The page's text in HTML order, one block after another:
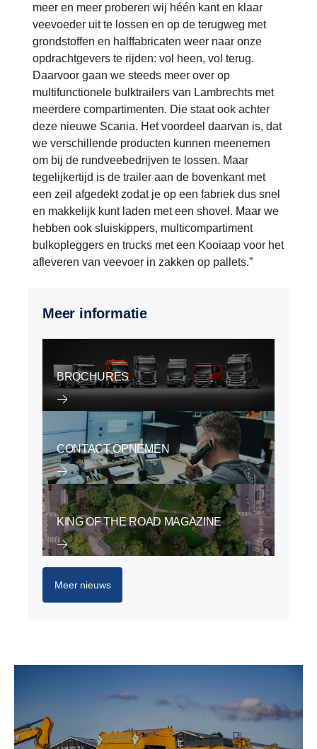
meer en meer proberen wij héén kant en klaar
veevoeder uit te lossen en op de terugweg met
grondstoffen en halffabricaten weer naar onze
opdrachtgevers te rijden: vol heen, vol terug.
Daarvoor gaan we steeds meer over op
multifunctionele bulktrailers van Lambrechts met
meerdere compartimenten. Die staat ook achter
deze nieuwe Scania. Het voordeel daarvan is, dat
we verschillende producten kunnen meenemen
om bij de rundveebedrijven te lossen. Maar
tegelijkertijd is de trailer aan de bovenkant met
een zeil afgedekt zodat je op een fabriek dus snel
en makkelijk kunt laden met een shovel. Maar we
hebben ook sluiskippers, multicompartiment
bulkopleggers en trucks met een Kooiaap voor het
afleveren van veevoer in zakken op pallets.”
Meer informatie
BROCHURES
CONTACT OPNEMEN
KING OF THE ROAD MAGAZINE
Meer nieuws